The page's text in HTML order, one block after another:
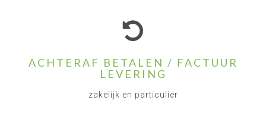
ACHTERAF BETALEN / FACTUUR
LEVERING
zakelijk en particulier